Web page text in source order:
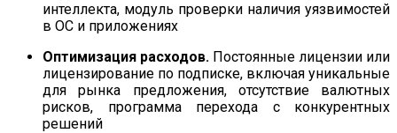
интеллекта, модуль проверки наличия уязвимостей
в ОС и приложениях
Оптимизация расходов. Постоянные лицензии или
лицензирование по подписке, включая уникальные
для рынка предложения, отсутствие валютных
рисков, программа перехода с конкурентных
решений